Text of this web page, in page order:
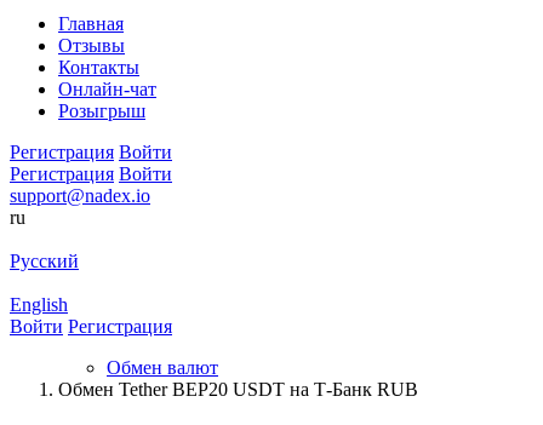
Главная
Отзывы
Контакты
Онлайн-чат
Розыгрыш
Регистрация Войти
Регистрация Войти
support@nadex.io
ru
Русский
English
Войти Регистрация
Обмен валют
Обмен Tether BEP20 USDT на Т-Банк RUB